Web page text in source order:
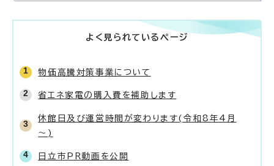
よく見られているページ
物価高騰対策事業について
省エネ家電の購入費を補助します
休館日及び運営時間が変わります(令和8年4月
～)
日立市PR動画を公開